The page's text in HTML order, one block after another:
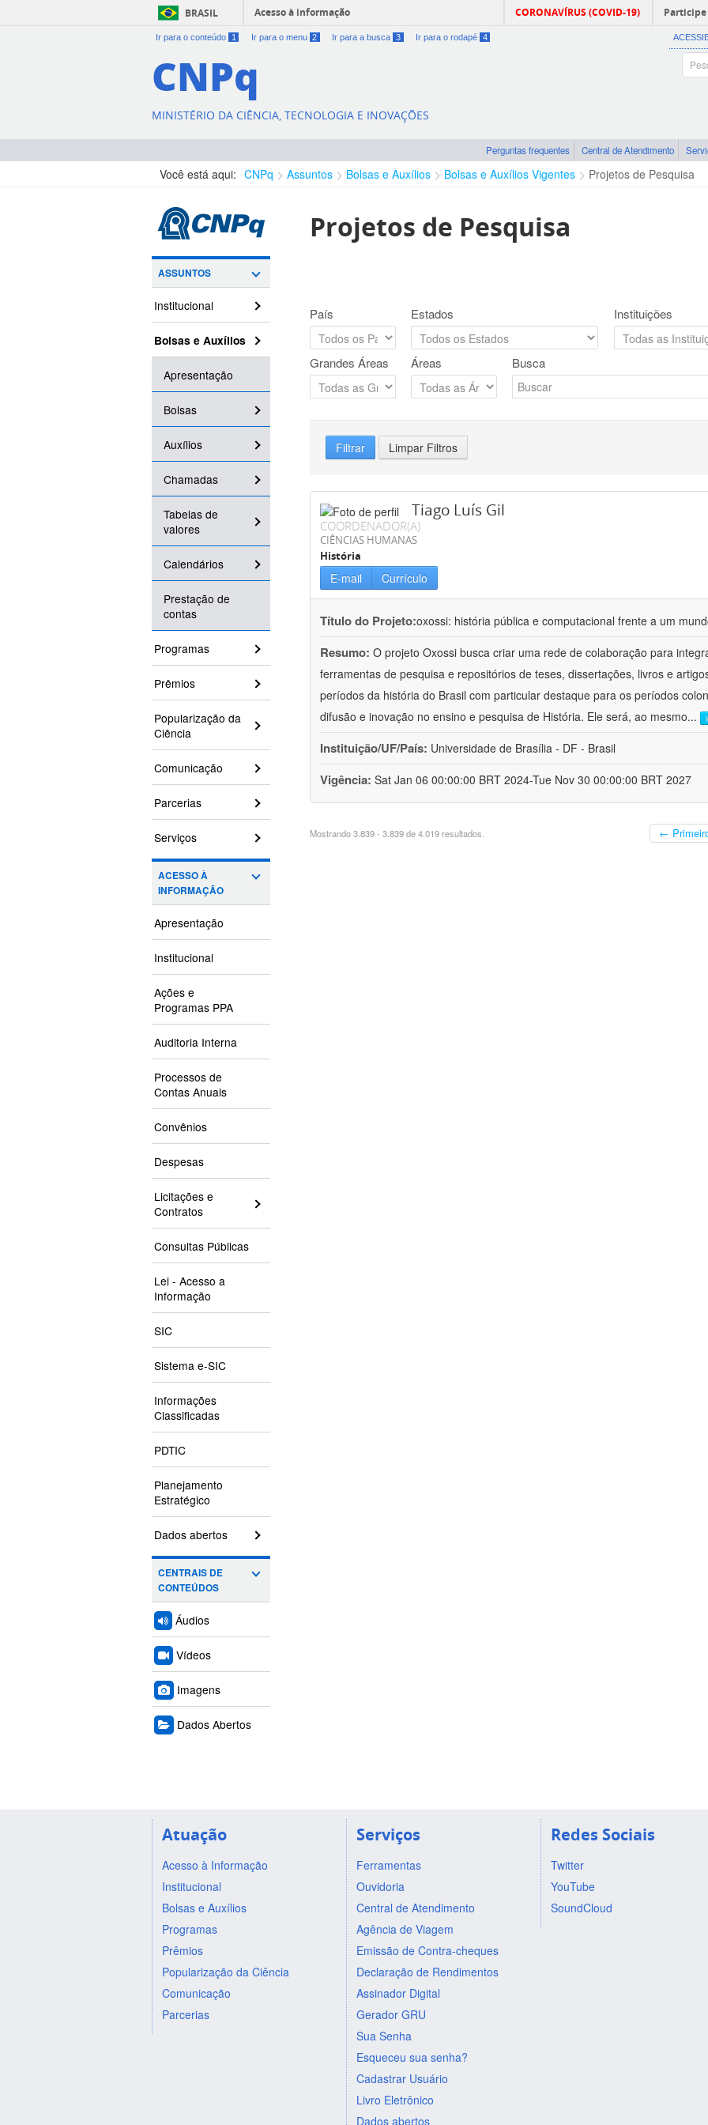
BRASIL Acesso à informação CORONAVÍRUS (COVID-19) Participe
Ir para o conteúdo 1 Ir para o menu 2 Ir para a busca 3 Ir para o rodapé 4
CNPq
MINISTÉRIO DA CIÊNCIA, TECNOLOGIA E INOVAÇÕES
Perguntas frequentes Central de Atendimento
Você está aqui: CNPq Assuntos Bolsas e Auxílios Bolsas e Auxílios Vigentes Projetos de Pesquisa
ASSUNTOS
Institucional
Bolsas e Auxílios
Apresentação
Bolsas
Auxílios
Chamadas
Tabelas de
valores
Calendários
Prestação de
contas
Programas
Prêmios
Popularização da
Ciência
Comunicação
Parcerias
Serviços
ACESSO À
INFORMAÇÃO
Apresentação
Institucional
Ações e
Programas PPA
Auditoria Interna
Processos de
Contas Anuais
Convênios
Despesas
Licitações e
Contratos
Consultas Públicas
Lei - Acesso a
Informação
SIC
Sistema e-SIC
Informações
Classificadas
PDTIC
Planejamento
Estratégico
Dados abertos
CENTRAIS DE
CONTEÚDOS
Áudios
Vídeos
Imagens
Dados Abertos
Projetos de Pesquisa
País Estados Instituições
Grandes Áreas Áreas Busca
Filtrar Limpar Filtros
Tiago Luís Gil
COORDENADOR(A)
CIÊNCIAS HUMANAS
História
E-mail Currículo
Título do Projeto:oxossi: história pública e computacional frente a um
Resumo: O projeto Oxossi busca criar uma rede de colaboração para
ferramentas de pesquisa e repositórios de teses, dissertações, livros e
períodos da história do Brasil com particular destaque para os períodos
difusão e inovação no ensino e pesquisa de História. Ele será, ao mesmo...
Instituição/UF/País: Universidade de Brasília - DF - Brasil
Vigência: Sat Jan 06 00:00:00 BRT 2024-Tue Nov 30 00:00:00 BRT 2027
Mostrando 3.839 - 3.839 de 4.019 resultados. ←
Atuação
Acesso à Informação
Institucional
Bolsas e Auxílios
Programas
Prêmios
Popularização da Ciência
Comunicação
Parcerias
Serviços
Ferramentas
Ouvidoria
Central de Atendimento
Agência de Viagem
Emissão de Contra-cheques
Declaração de Rendimentos
Assinador Digital
Gerador GRU
Sua Senha
Esqueceu sua senha?
Cadastrar Usuário
Livro Eletrônico
Dados abertos
Redes Sociais
Twitter
YouTube
SoundCloud